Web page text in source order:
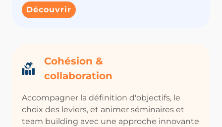
Découvrir
Cohésion &
collaboration
Accompagner la définition d'objectifs, le
choix des leviers, et animer séminaires et
team building avec une approche innovante